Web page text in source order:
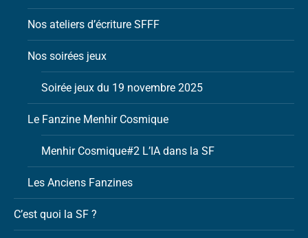
Nos ateliers d’écriture SFFF
Nos soirées jeux
Soirée jeux du 19 novembre 2025
Le Fanzine Menhir Cosmique
Menhir Cosmique#2 L’IA dans la SF
Les Anciens Fanzines
C’est quoi la SF ?